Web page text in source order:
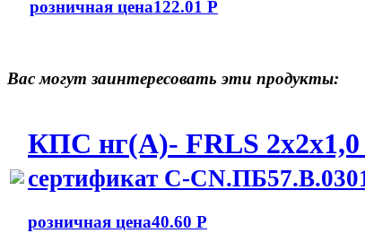
розничная цена122.01 Р
Вас могут заинтересовать эти продукты:
КПС нг(А)- FRLS
сертификат C-
розничная цена40.60 Р